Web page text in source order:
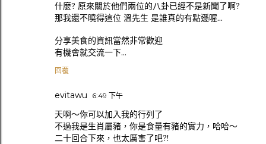
什麼? 原來關於他們兩位的八卦已經不是新聞了啊?
那我還不曉得這位 溫先生 是誰真的有點遜喔...
分享美食的資訊當然非常歡迎
有機會就交流一下...
回覆
evitawu 6:49 下午
天啊～你可以加入我的行列了
不過我是生肖屬豬，你是食量有豬的實力，哈哈～
二十回合下來，也太厲害了吧?!